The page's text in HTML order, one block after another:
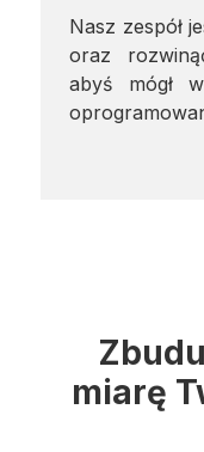
Nasz zespół
oraz
abyś mógł
miarę